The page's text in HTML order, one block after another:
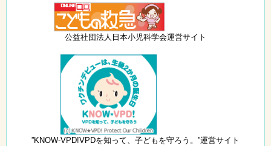
公益社団法人日本小児科学会運営サイト
”KNOW-VPD!VPDを知って、子どもを守ろう。”運営サイト